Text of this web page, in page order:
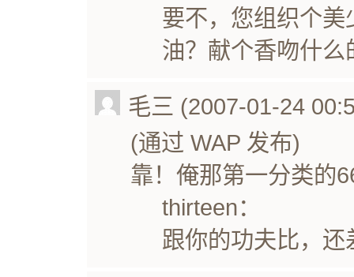
要不，您组织个
油？献个香吻什么
毛三 (2007-01-24
(通过 WAP 发布)
靠！俺那第一分类的
thirteen：
跟你的功夫比，还